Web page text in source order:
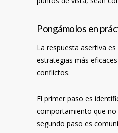
Pongámolos en
La respuesta asertiva es
estrategias más
conflictos.
El primer paso es
comportamiento que no
segundo paso es